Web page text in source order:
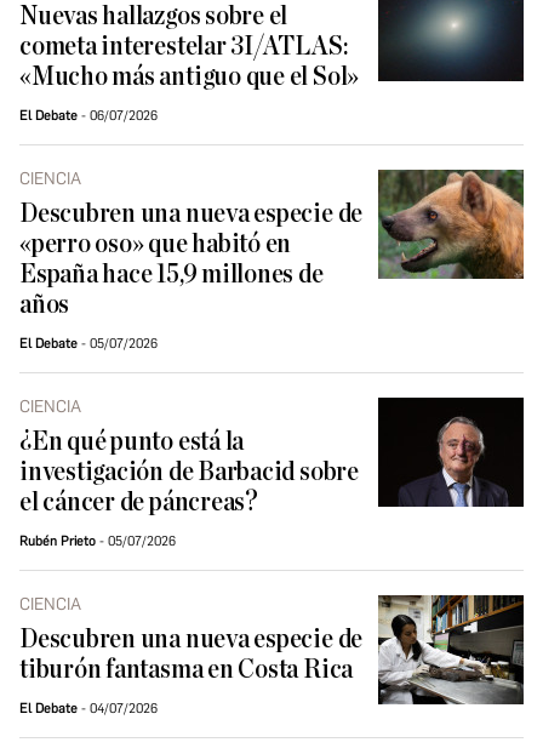
Nuevas hallazgos sobre el
cometa interestelar 3I/ATLAS:
«Mucho más antiguo que el Sol»
El Debate 06/07/2026
CIENCIA
Descubren una nueva especie de
«perro oso» que habitó en
España hace 15,9 millones de
años
El Debate 05/07/2026
CIENCIA
¿En qué punto está la
investigación de Barbacid sobre
el cáncer de páncreas?
Rubén Prieto 05/07/2026
CIENCIA
Descubren una nueva especie de
tiburón fantasma en Costa Rica
El Debate 04/07/2026